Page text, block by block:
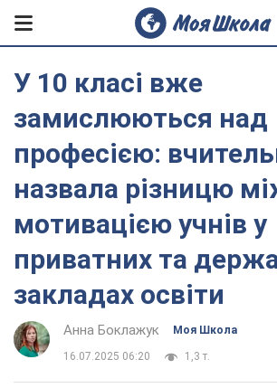
У 10 класі вже
замислюються над
професією:
назвала різницю
мотивацією учнів у
приватних та
закладах освіти
Анна Боклажук Моя Школа
16.07.2025 06:20 1,3 т.